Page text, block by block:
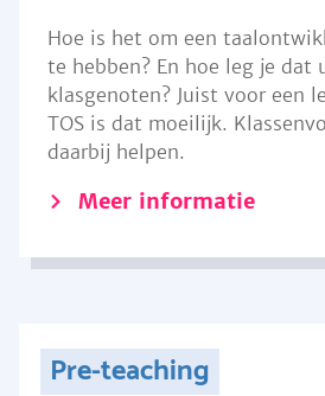
Hoe is het om een
te hebben? En hoe leg je dat
klasgenoten? Juist voor een
TOS is dat moeilijk.
daarbij helpen.
Meer informatie
Pre-teaching